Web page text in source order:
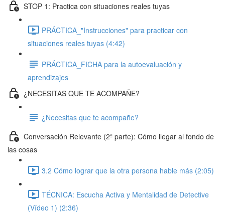
STOP 1: Practica con situaciones reales tuyas
PRÁCTICA_"Instrucciones" para practicar con
situaciones reales tuyas (4:42)
PRÁCTICA_FICHA para la autoevaluación y
aprendizajes
¿NECESITAS QUE TE ACOMPAÑE?
¿Necesitas que te acompañe?
Conversación Relevante (2ª parte): Cómo llegar al fondo de
las cosas
3.2 Cómo lograr que la otra persona hable más (2:05)
TÉCNICA: Escucha Activa y Mentalidad de Detective
(Vídeo 1) (2:36)